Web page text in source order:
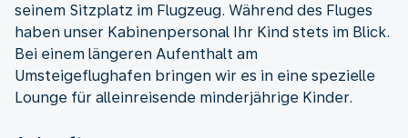
seinem Sitzplatz im Flugzeug. Während des Fluges
haben unser Kabinenpersonal Ihr Kind stets im Blick.
Bei einem längeren Aufenthalt am
Umsteigeflughafen bringen wir es in eine spezielle
Lounge für alleinreisende minderjährige Kinder.